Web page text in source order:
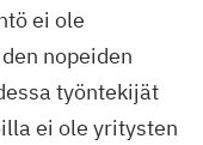
ei ole
nopeiden
työntekijät
ei ole yritysten